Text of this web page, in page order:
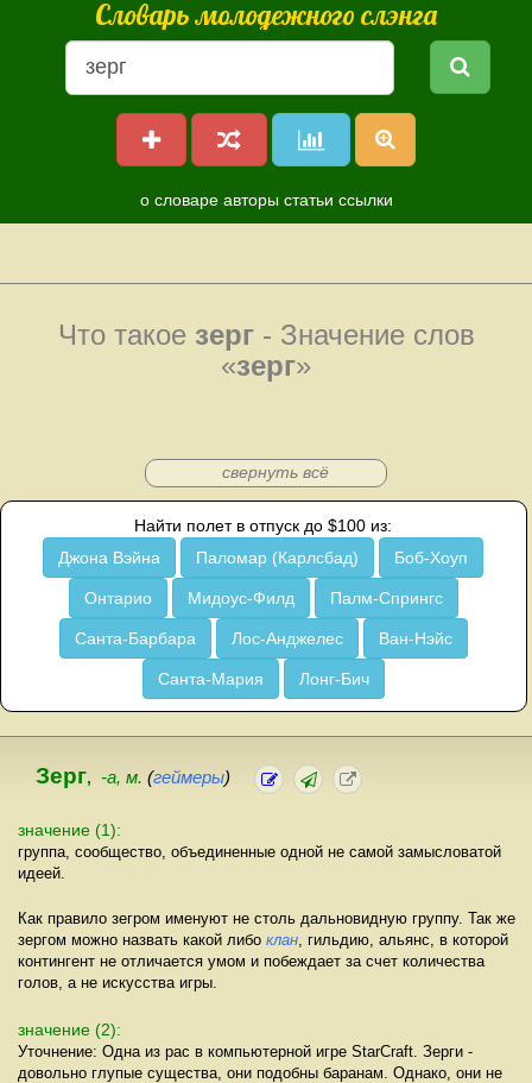
Словарь молодежного слэнга
о словаре авторы статьи ссылки
Что такое зерг- Значение слов
«зерг»
свернуть всё
Найти полет в отпуск до $100 из:
Джона Вэйна
Паломар (Карлсбад) Боб-Хоуп
Онтарио Мидоус-Филд Палм-Спрингс
Санта-Барбара Лос-Анджелес Ван-Нэйс
Санта-Мария Лонг-Бич
Зерг, -а, м. (геймеры)
значение (1):
группа, сообщество, объединенные одной не самой замысловатой
идеей.
Как правило зегром именуют не столь дальновидную группу. Так же
зергом можно назвать какой либо клан , гильдию, альянс, в которой
контингент не отличается умом и побеждает за счет количества
голов, а не искусства игры.
значение (2):
Уточнение: Одна из рас в компьютерной игре StarCraft. Зерги -
довольно глупые существа, они подобны баранам. Однако, они не